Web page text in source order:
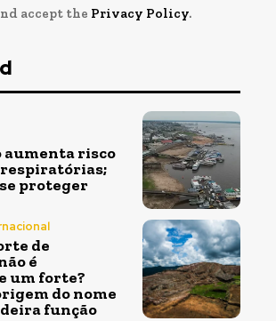
accept the Privacy Policy.
aumenta risco
respiratórias;
proteger
de
é
um forte?
do nome
função